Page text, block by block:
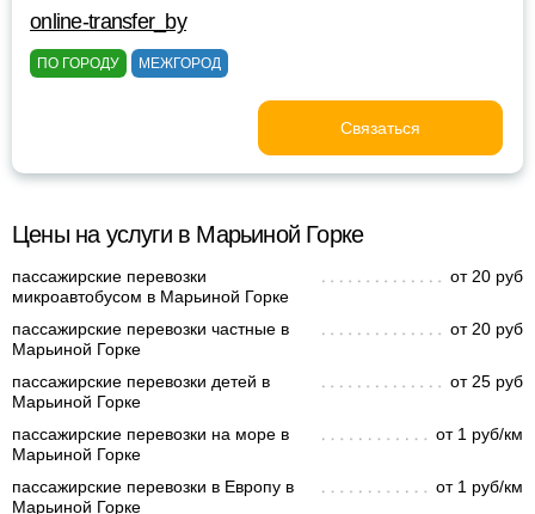
online-transfer_by
ПО ГОРОДУ МЕЖГОРОД
Связаться
Цены на услуги в Марьиной Горке
пассажирские перевозки
микроавтобусом в Марьиной Горке
от 20 руб
пассажирские перевозки частные в
Марьиной Горке
от 20 руб
пассажирские перевозки детей в
Марьиной Горке
от 25 руб
пассажирские перевозки на море в
Марьиной Горке
от 1 руб/км
пассажирские перевозки в Европу в
Марьиной Горке
от 1 руб/км